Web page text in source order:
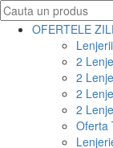
Search
for:
OFERTELE
2
2
2
2
Oferta